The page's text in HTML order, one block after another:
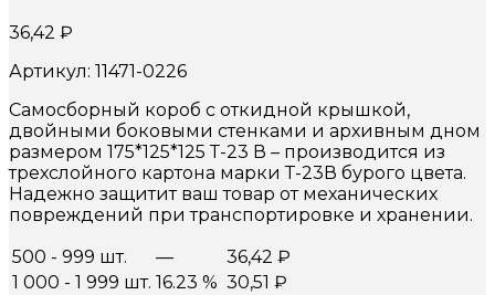
36,42 ₽
Артикул: 11471-0226
Самосборный короб с откидной крышкой,
двойными боковыми стенками и архивным дном
размером 175*125*125 Т-23 В – производится из
трехслойного картона марки Т-23В бурого цвета.
Надежно защитит ваш товар от механических
повреждений при транспортировке и хранении.
500 - 999 шт.
— 36,42 ₽
1 000 - 1 999 шт. 16.23 % 30,51 ₽